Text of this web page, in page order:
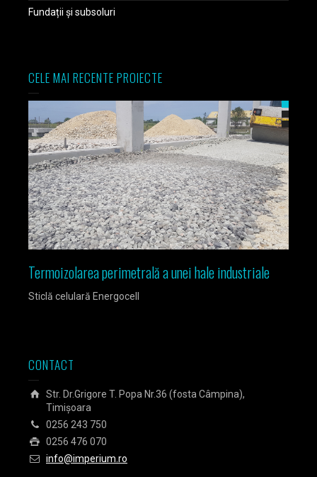
Fundații și subsoluri
CELE MAI RECENTE PROIECTE
Termoizolarea perimetrală a unei hale industriale
Sticlă celulară Energocell
CONTACT
Str. Dr.Grigore T. Popa Nr.36 (fosta Câmpina),
Timișoara
0256 243 750
0256 476 070
info@imperium.ro